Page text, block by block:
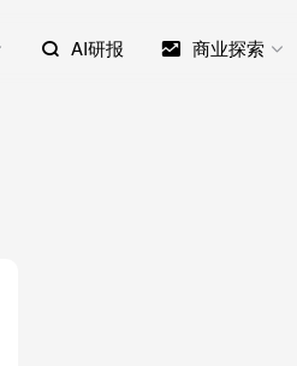
AI研报 商业探索